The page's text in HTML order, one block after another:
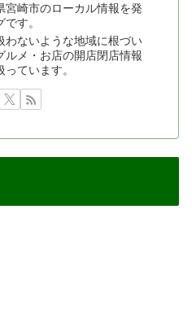
宮崎市のローカル情報を発
す。
わないような地域に根づい
ルメ・お店の開店閉店情報
ています。